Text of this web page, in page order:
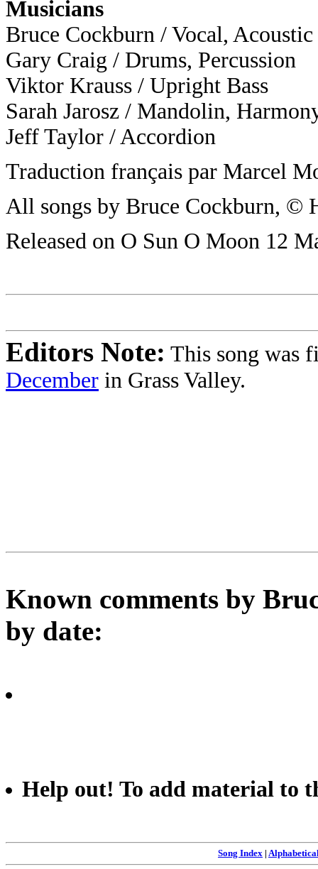
Musicians
Bruce Cockburn / Vocal,
Gary Craig / Drums, Percussion
Viktor Krauss / Upright Bass
Sarah Jarosz / Mandolin,
Jeff Taylor / Accordion
Traduction français par Marcel
All songs by Bruce Cockburn, ©
Released on O Sun O Moon 12
Editors Note: This song was
December in Grass Valley.
Known comments by
by date:
Help out! To add material to
Song Index |